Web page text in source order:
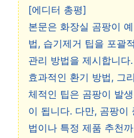
[에디터 총평]
본문은 화장실 곰팡이
법, 습기제거 팁을 포괄
관리 방법을 제시합니
효과적인 환기 방법, 그
체적인 팁은 곰팡이 발
이 됩니다. 다만, 곰팡이
법이나 특정 제품 추천